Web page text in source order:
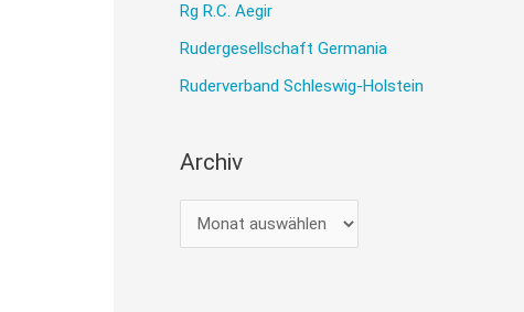
Rg R.C. Aegir
Rudergesellschaft Germania
Ruderverband Schleswig-Holstein
Archiv
r